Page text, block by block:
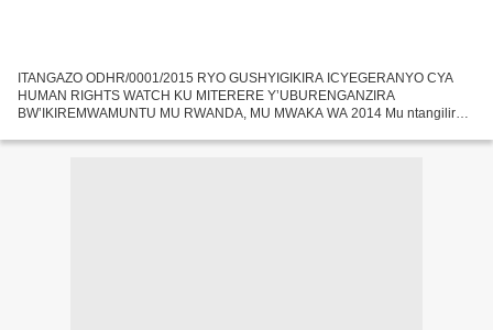
ITANGAZO ODHR/0001/2015 RYO GUSHYIGIKIRA ICYEGERANYO CYA
HUMAN RIGHTS WATCH KU MITERERE Y’UBURENGANZIRA
BW’IKIREMWAMUNTU MU RWANDA, MU MWAKA WA 2014 Mu ntangiliro
Rights Watch, HRW mu magambo...